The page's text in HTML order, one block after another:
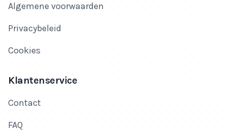
Algemene voorwaarden
Privacybeleid
Cookies
Klantenservice
Contact
FAQ